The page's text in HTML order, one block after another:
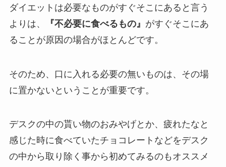
ダイエットは必要なものがすぐそこにあると言う
よりは、
『不必要に食べるもの』 がすぐそこにあ
ることが原因の場合がほとんどです。
そのため、口に入れる必要の無いものは、その場
に置かないということが重要です。
デスクの中の貰い物のおみやげとか、疲れたなと
感じた時に食べていたチョコレートなどをデスク
の中から取り除く事から初めてみるのもオススメ